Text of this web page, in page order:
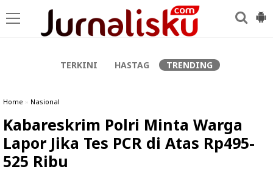
TERKINI HASTAG TRENDING
Home » Nasional
Kabareskrim Polri Minta Warga
Lapor Jika Tes PCR di Atas Rp495-
525 Ribu